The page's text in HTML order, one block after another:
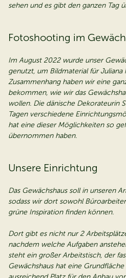
sehen und es gibt den ganzen Tag
Fotoshooting im
Im August 2022 wurde unser
genutzt, um Bildmaterial für Juliana
Zusammenhang haben wir eine
bekommen, wie wir das
wollen. Die dänische Dekorateurin
Tagen verschiedene
hat eine dieser Möglichkeiten so
übernommen haben.
Unsere Einrichtung
Das Gewächshaus soll in unseren
sodass wir dort sowohl
grüne Inspiration finden können.
Dort gibt es nicht nur 2
nachdem welche Aufgaben
steht ein großer Arbeitstisch, der
Gewächshaus hat eine